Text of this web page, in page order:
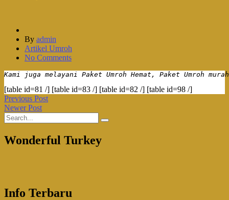
By admin
Artikel Umroh
No Comments
Kami juga melayani Paket Umroh Hemat, Paket Umroh
[table id=81 /] [table id=83 /] [table id=82 /] [table id=98 /]
Previous Post
Newer Post
Wonderful Turkey
Info Terbaru